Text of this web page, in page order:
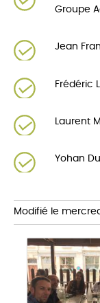
Groupe
Jean
Frédéric
Laurent
Yohan
Modifié le